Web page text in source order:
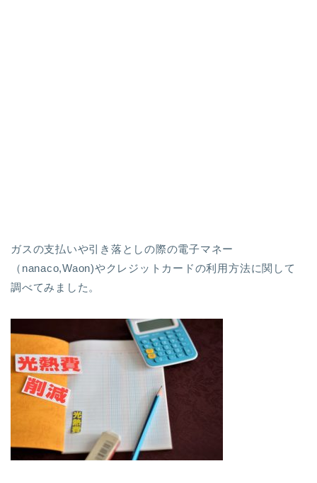
ガスの支払いや引き落としの際の電子マネー
（nanaco,Waon)やクレジットカードの利用方法に関して
調べてみました。